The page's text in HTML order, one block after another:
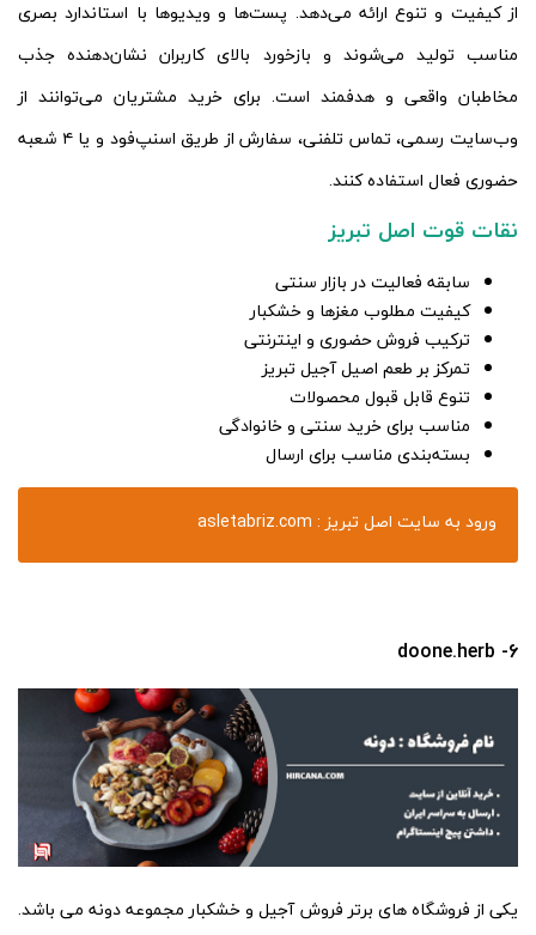
از کیفیت و تنوع ارائه می‌دهد. پست‌ها و ویدیوها با استاندارد بصری
مناسب تولید می‌شوند و بازخورد بالای کاربران نشان‌دهنده جذب
مخاطبان واقعی و هدفمند است. برای خرید مشتریان می‌توانند از
وب‌سایت رسمی، تماس تلفنی، سفارش از طریق اسنپ‌فود و یا ۴ شعبه
حضوری فعال استفاده کنند.
نقات قوت اصل تبریز
سابقه فعالیت در بازار سنتی
کیفیت مطلوب مغزها و خشکبار
ترکیب فروش حضوری و اینترنتی
تمرکز بر طعم اصیل آجیل تبریز
تنوع قابل قبول محصولات
مناسب برای خرید سنتی و خانوادگی
بسته‌بندی مناسب برای ارسال
ورود به سایت اصل تبریز : asletabriz.com
6- doone.herb
یکی از فروشگاه های برتر فروش آجیل و خشکبار مجموعه دونه می باشد.